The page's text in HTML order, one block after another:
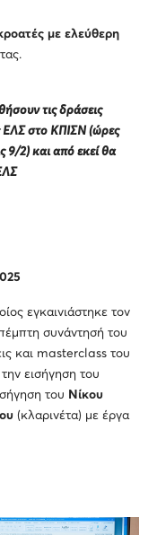
με ελεύθερη
τις δράσεις
ΕΛΣ στο ΚΠΙΣΝ (ώρες
9/2) και από εκεί θα
εγκαινιάστηκε τον
συνάντησή του
και masterclass του
την εισήγηση του
του Νίκου
(κλαρινέτα) με έργα